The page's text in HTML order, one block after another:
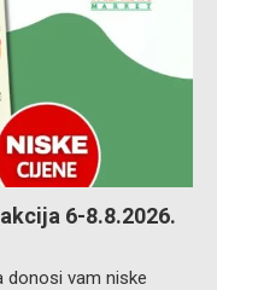
6-8.8.2026.
donosi vam niske